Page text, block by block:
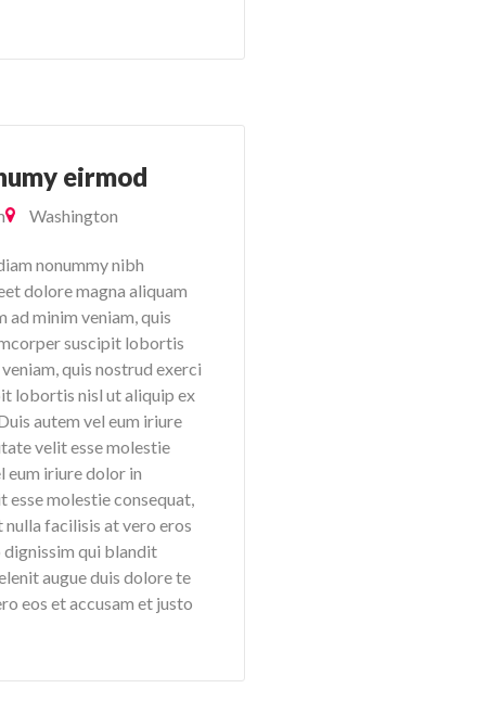
eirmod
Washington
nonummy nibh
dolore magna aliquam
minim veniam, quis
suscipit lobortis
quis nostrud exerci
lobortis nisl ut aliquip ex
autem vel eum iriure
velit esse molestie
eum iriure dolor in
molestie consequat,
facilisis at vero eros
dignissim qui blandit
augue duis dolore te
eos et accusam et justo